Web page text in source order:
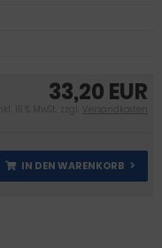
33,20 EUR
inkl. 19 % MwSt. zzgl. Versandkosten
IN DEN WARENKORB